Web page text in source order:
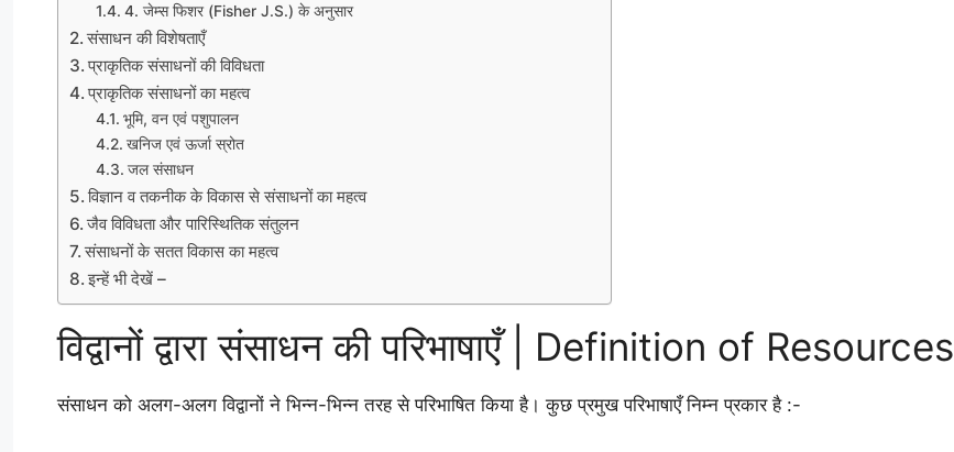
4. जेम्स फिशर (Fisher J.S.) के अनुसार
संसाधन की विशेषताएँ
प्राकृतिक संसाधनों की विविधता
प्राकृतिक संसाधनों का महत्व
भूमि, वन एवं पशुपालन
खनिज एवं ऊर्जा स्रोत
जल संसाधन
विज्ञान व तकनीक के विकास से संसाधनों का महत्व
जैव विविधता और पारिस्थितिक संतुलन
संसाधनों के सतत विकास का महत्व
इन्हें भी देखें –
विद्वानों द्वारा संसाधन की परिभाषाएँ | Definition of Resources
संसाधन को अलग-अलग विद्वानों ने भिन्न-भिन्न तरह से परिभाषित किया है। कुछ प्रमुख परिभाषाएँ निम्न प्रकार है :-